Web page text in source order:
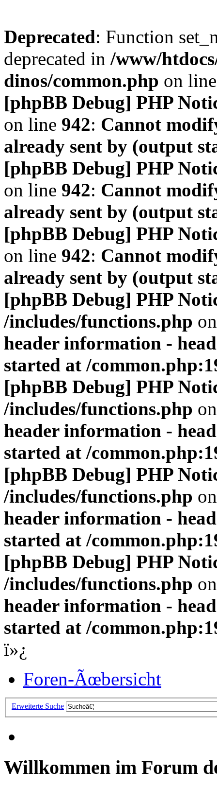
Deprecated: Function
deprecated in /www/
dinos/common.php on
[phpBB Debug] PHP
on line 942: Cannot
already sent by (output
[phpBB Debug] PHP
on line 942: Cannot
already sent by (output
[phpBB Debug] PHP
on line 942: Cannot
already sent by (output
[phpBB Debug] PHP
/includes/functions.php
header information -
started at /
[phpBB Debug] PHP
/includes/functions.php
header information -
started at /
[phpBB Debug] PHP
/includes/functions.php
header information -
started at /
[phpBB Debug] PHP
/includes/functions.php
header information -
started at /
ï»¿
Foren-Ãœbersicht
Erweiterte Suche
Willkommen im Forum